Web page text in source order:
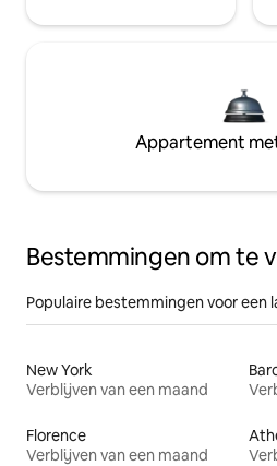
Appartement
Bestemmingen om te
Populaire bestemmingen voor een
New York
Verblijven van een maand
Florence
Verblijven van een maand